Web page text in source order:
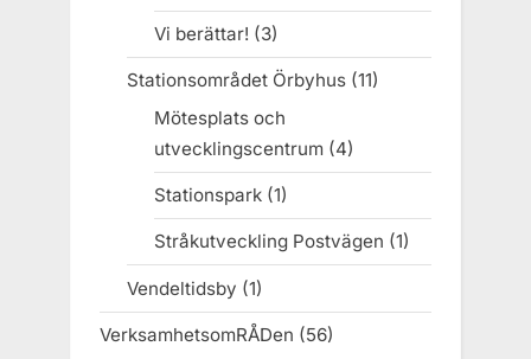
Vi berättar! (3)
Stationsområdet Örbyhus(11)
Mötesplats och
utvecklingscentrum(4)
Stationspark(1)
Stråkutveckling Postvägen (1)
Vendeltidsby (1)
VerksamhetsomRÅDen (56)